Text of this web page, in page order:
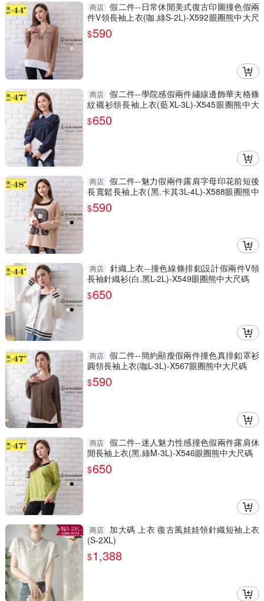
商店 假二件--日常休閒美式復古印圖撞色假兩
件V領長袖上衣(咖.綠S-2L)-X592眼圈熊中大尺
碼
$590
商店 假二件--學院感假兩件繡線邊飾華夫格條
紋襯衫領長袖上衣(藍XL-3L)-X545眼圈熊中大
尺碼
$650
商店 假二件--魅力假兩件露肩字母印花前短後
長寬鬆長袖上衣(黑.卡其3L-4L)-X588眼圈熊中
大尺碼
$590
商店
針織上衣--撞色線條排釦設計假兩件V領
長袖針織衫(白.黑L-2L)-X549眼圈熊中大尺碼
$650
商店 假二件--簡約顯瘦假兩件撞色真排釦罩衫
圓領長袖上衣(咖L-3L)-X567眼圈熊中大尺碼
$590
商店 假二件--迷人魅力性感撞色假兩件露肩休
閒長袖上衣(黑.綠M-3L)-X546眼圈熊中大尺碼
$650
商店
加大碼 上衣 復古風娃娃領針織短袖上衣
(S-2XL)
$1,388